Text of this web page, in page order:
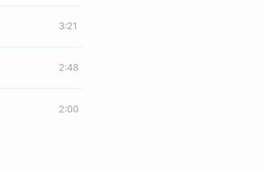
3:21
2:48
2:00